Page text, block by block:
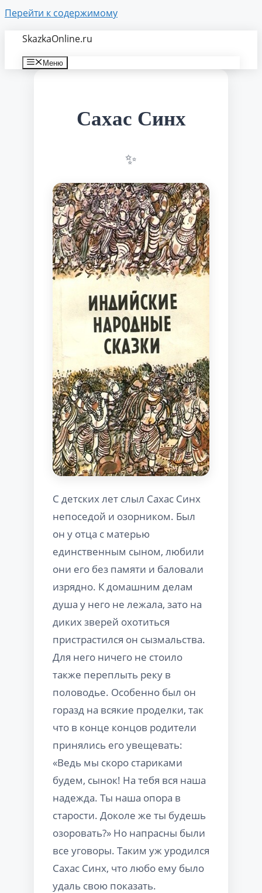
Перейти к содержимому
SkazkaOnline.ru
Меню
Сахас Синх
С детских лет слыл Сахас Синх
непоседой и озорником. Был
он у отца с матерью
единственным сыном, любили
они его без памяти и баловали
изрядно. К домашним делам
душа у него не лежала, зато на
диких зверей охотиться
пристрастился он сызмальства.
Для него ничего не стоило
также переплыть реку в
половодье. Особенно был он
горазд на всякие проделки, так
что в конце концов родители
принялись его увещевать:
«Ведь мы скоро стариками
будем, сынок! На тебя вся наша
надежда. Ты наша опора в
старости. Доколе же ты будешь
озоровать?» Но напрасны были
все уговоры. Таким уж уродился
Сахас Синх, что любо ему было
удаль свою показать.